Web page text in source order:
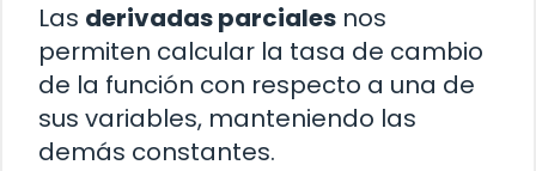
Las derivadas parciales nos
permiten calcular la tasa de cambio
de la función con respecto a una de
sus variables, manteniendo las
demás constantes.